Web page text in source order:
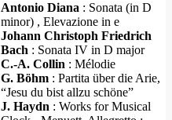
Antonio Diana : Sonata (in D
minor) , Elevazione in e
Johann Christoph Friedrich
Bach : Sonata IV in D major
C.-A. Collin : Mélodie
G. Böhm : Partita über die Arie,
“Jesu du bist allzu schöne”
J. Haydn : Works for Musical